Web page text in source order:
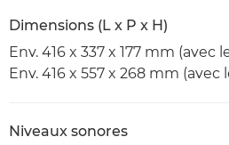
Dimensions (L x P x H)
Env. 416 x 337 x 177 mm (avec
Env. 416 x 557 x 268 mm (avec
Niveaux sonores